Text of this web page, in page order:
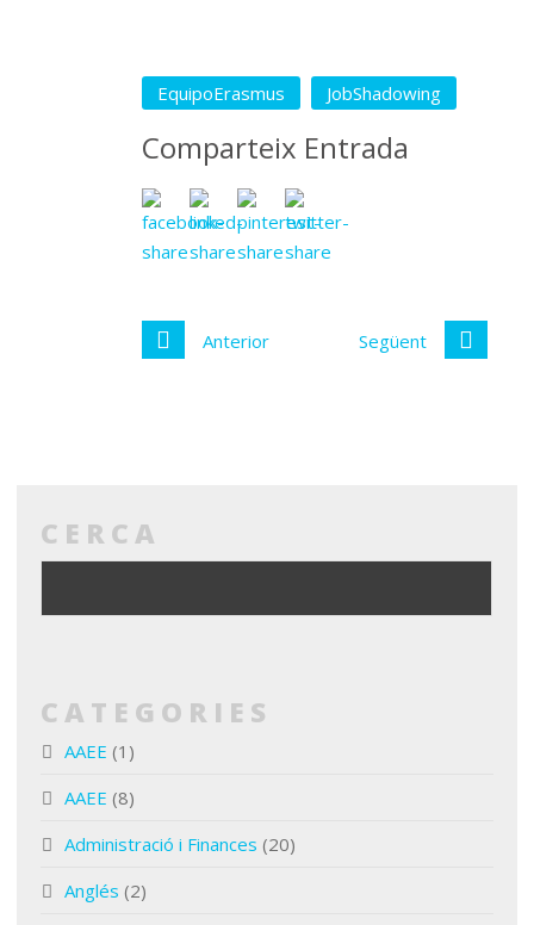
EquipoErasmus JobShadowing
Comparteix Entrada
Anterior Següent
CERCA
CATEGORIES
AAEE (1)
AAEE (8)
Administració i Finances (20)
Anglés (2)